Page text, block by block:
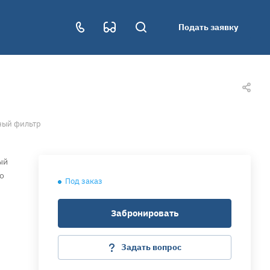
Подать заявку
фильтр
Под заказ
Забронировать
Задать вопрос